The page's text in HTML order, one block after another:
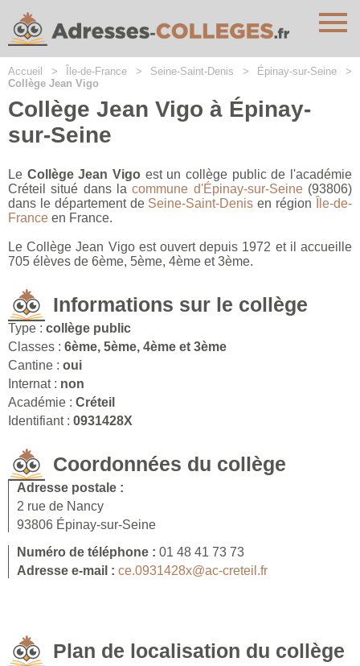
Accueil > Île-de-France > Seine-Saint-Denis > Épinay-sur-Seine >
Collège Jean Vigo
Collège Jean Vigo à Épinay-
sur-Seine
Le Collège Jean Vigo est un collège public de l'académie
Créteil situé dans lacommune d'Épinay-sur-Seine(93806)
dans le département de Seine-Saint-Denis en région
Île-de-
France en France.
Le Collège Jean Vigo est ouvert depuis 1972 et il accueille
705 élèves de 6ème, 5ème, 4ème et 3ème.
Informations sur le collège
Type : collège public
Classes : 6ème, 5ème, 4ème et 3ème
Cantine : oui
Internat : non
Académie : Créteil
Identifiant : 0931428X
Coordonnées du collège
Adresse postale :
2 rue de Nancy
93806 Épinay-sur-Seine
Numéro de téléphone : 01 48 41 73 73
Adresse e-mail : ce.0931428x@ac-creteil.fr
Plan de localisation du collège